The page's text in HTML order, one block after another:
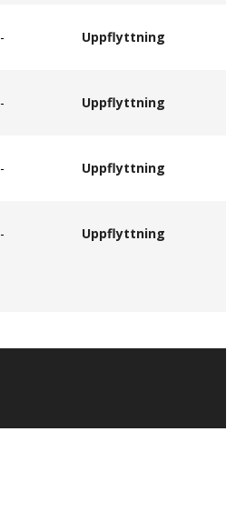
- Uppflyttning
- Uppflyttning
- Uppflyttning
- Uppflyttning